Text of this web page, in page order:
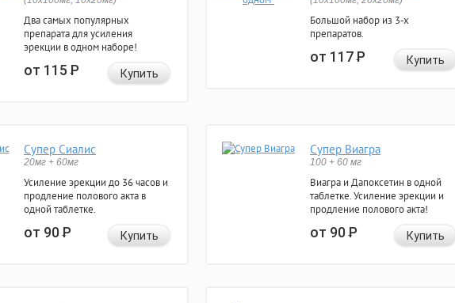
Два самых популярных
препарата для усиления
эрекции в одном наборе!
от 115Р Купить
Большой набор из 3-х
препаратов.
от 117Р Купить
Супер Сиалис
20мг + 60мг
Усиление эрекции до 36 часов и
продление полового акта в
одной таблетке.
от 90Р Купить
Супер Виагра
100 + 60 мг
Виагра и Дапоксетин в одной
таблетке. Усиление эрекции и
продление полового акта!
от 90Р Купить